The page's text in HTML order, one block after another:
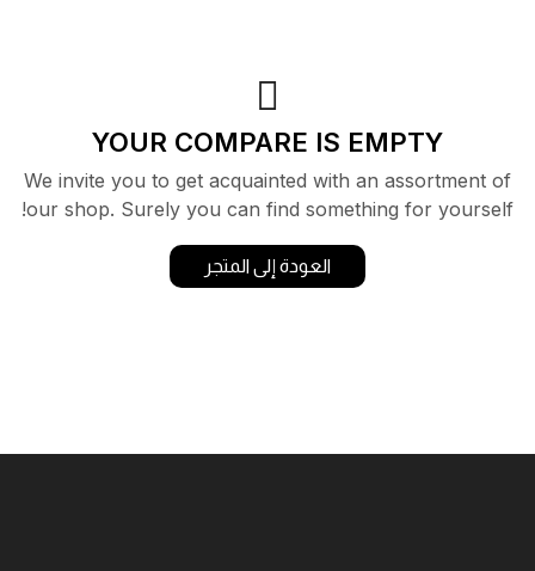
YOUR COMPARE IS EMPTY
We invite you to get acquainted with an assortment of
our shop. Surely you can find something for yourself!
العودة إلى المتجر